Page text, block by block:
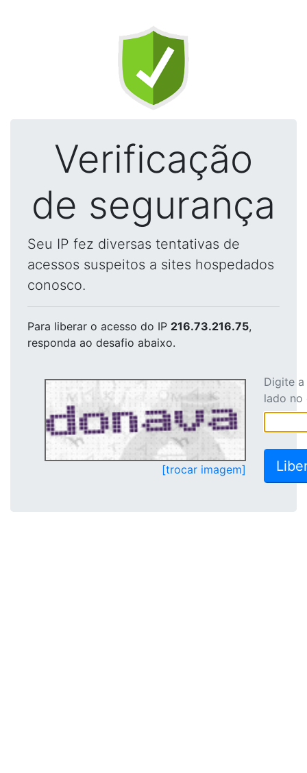
Verificação
de segurança
Seu IP fez diversas tentativas de
acessos suspeitos a sites hospedados
conosco.
Para liberar o acesso do IP 216.73.216.75,
responda ao desafio abaixo.
[trocar imagem]
Digite
lado no